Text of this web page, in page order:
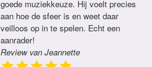
goede muziekkeuze. Hij voelt precies
aan hoe de sfeer is en weet daar
veilloos op in te spelen. Echt een
aanrader!
Review van Jeannette